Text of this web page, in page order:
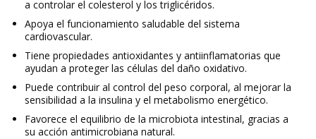
a controlar el colesterol y los triglicéridos.
Apoya el funcionamiento saludable del sistema
cardiovascular.
Tiene propiedades antioxidantes y antiinflamatorias que
ayudan a proteger las células del daño oxidativo.
Puede contribuir al control del peso corporal, al mejorar la
sensibilidad a la insulina y el metabolismo energético.
Favorece el equilibrio de la microbiota intestinal, gracias a
su acción antimicrobiana natural.